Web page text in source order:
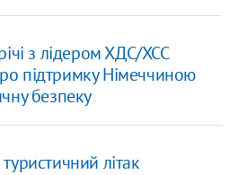
з лідером ХДС/ХСС
підтримку Німеччиною
безпеку
літак